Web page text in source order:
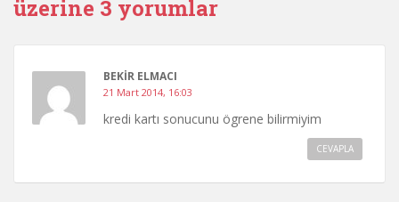
üzerine 3 yorumlar
BEKIR ELMACI
21 Mart 2014, 16:03
kredi kartı sonucunu ögrene bilirmiyim
CEVAPLA